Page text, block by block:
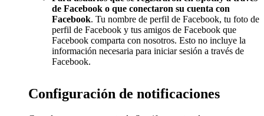
de Facebook o que conectaron su cuenta con
Facebook. Tu nombre de perfil de Facebook, tu foto de
perfil de Facebook y tus amigos de Facebook que
Facebook comparta con nosotros. Esto no incluye la
información necesaria para iniciar sesión a través de
Facebook.
Configuración de notificaciones